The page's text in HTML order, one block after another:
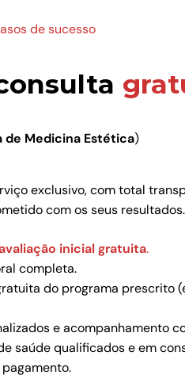
de sucesso
Medicina Estética)
exclusivo, com total
com os seus resultados.
inicial gratuita.
completa.
do programa prescrito
e acompanhamento
saúde qualificados e em